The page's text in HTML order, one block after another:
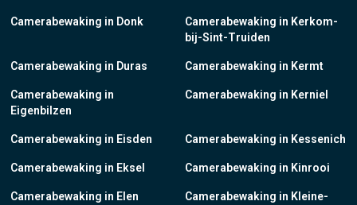
Camerabewaking in Donk
Camerabewaking in Duras
Camerabewaking in
Eigenbilzen
Camerabewaking in Eisden
Camerabewaking in Eksel
Camerabewaking in Elen
Camerabewaking in Kerkom-
bij-Sint-Truiden
Camerabewaking in Kermt
Camerabewaking in Kerniel
Camerabewaking in Kessenich
Camerabewaking in Kinrooi
Camerabewaking in Kleine-